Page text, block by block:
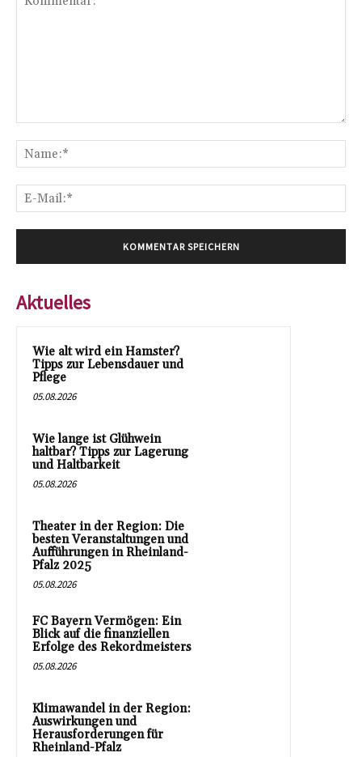
Aktuelles
Wie alt wird ein Hamster?
Tipps zur Lebensdauer und
Pflege
05.08.2026
Wie lange ist Glühwein
haltbar? Tipps zur Lagerung
und Haltbarkeit
05.08.2026
Theater in der Region: Die
besten Veranstaltungen und
Aufführungen in Rheinland-
Pfalz 2025
05.08.2026
FC Bayern Vermögen: Ein
Blick auf die finanziellen
Erfolge des Rekordmeisters
05.08.2026
Klimawandel in der Region:
Auswirkungen und
Herausforderungen für
Rheinland-Pfalz